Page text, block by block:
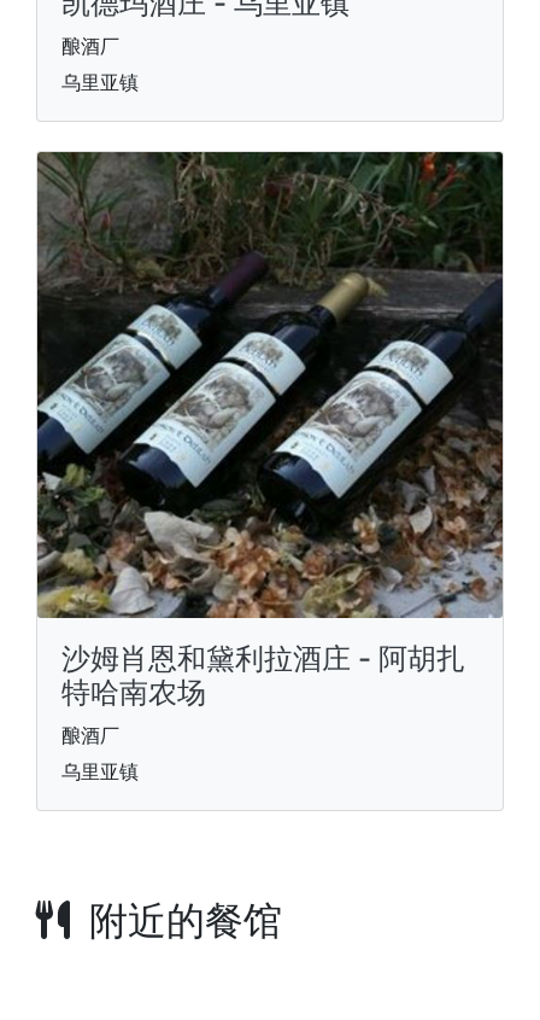
酿酒厂
乌里亚镇
沙姆肖恩和黛利拉酒庄 - 阿胡扎
特哈南农场
酿酒厂
乌里亚镇
附近的餐馆